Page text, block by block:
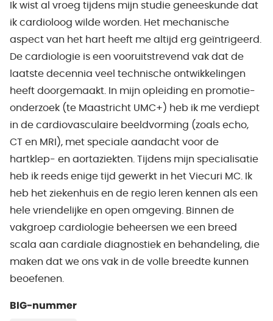
Ik wist al vroeg tijdens mijn studie geneeskunde dat
ik cardioloog wilde worden. Het mechanische
aspect van het hart heeft me altijd erg geïntrigeerd.
De cardiologie is een vooruitstrevend vak dat de
laatste decennia veel technische ontwikkelingen
heeft doorgemaakt. In mijn opleiding en promotie-
onderzoek (te Maastricht UMC+) heb ik me verdiept
in de cardiovasculaire beeldvorming (zoals echo,
CT en MRI), met speciale aandacht voor de
hartklep- en aortaziekten. Tijdens mijn specialisatie
heb ik reeds enige tijd gewerkt in het Viecuri MC. Ik
heb het ziekenhuis en de regio leren kennen als een
hele vriendelijke en open omgeving. Binnen de
vakgroep cardiologie beheersen we een breed
scala aan cardiale diagnostiek en behandeling, die
maken dat we ons vak in de volle breedte kunnen
beoefenen.
BIG-nummer